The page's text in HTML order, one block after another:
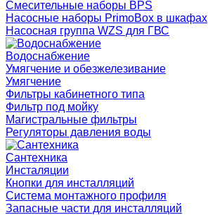
Смесительные наборы BPS
Насосные наборы PrimoBox в шкафах
Насосная группа WZS для ГВС
Водоснабжение
Умягчение и обезжелезивание
Умягчение
Фильтры кабинетного типа
Фильтр под мойку
Магистральные фильтры
Регуляторы давления воды
Сантехника
Инсталяции
Кнопки для инсталляций
Система монтажного профиля
Запасные части для инсталляций